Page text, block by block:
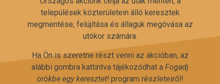
települések közterületein álló keresztek
megmentése, felújítása és állaguk megóvása az
utókor számára.
Ha Ön is szeretne részt venni az akcióban, az
alábbi gombra kattintva tájékozódhat a Fogadj
örökbe egy keresztet!program részleteiről!